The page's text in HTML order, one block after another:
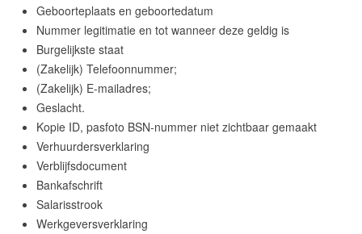
Geboorteplaats en geboortedatum
Nummer legitimatie en tot wanneer deze geldig is
Burgelijkste staat
(Zakelijk) Telefoonnummer;
(Zakelijk) E-mailadres;
Geslacht.
Kopie ID, pasfoto BSN-nummer niet zichtbaar gemaakt
Verhuurdersverklaring
Verblijfsdocument
Bankafschrift
Salarisstrook
Werkgeversverklaring